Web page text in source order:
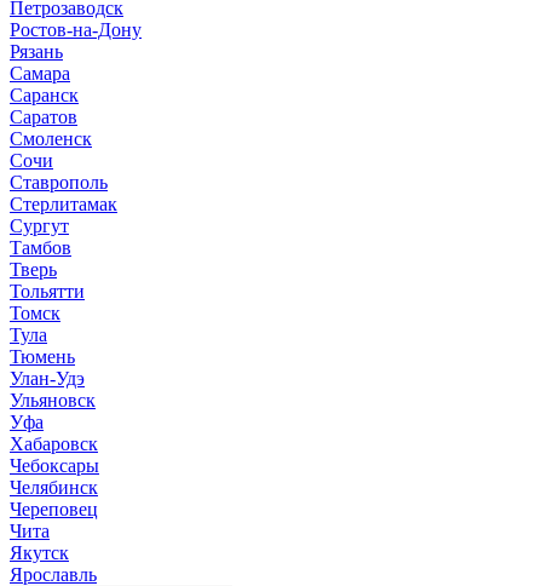
Петрозаводск
Ростов-на-Дону
Рязань
Самара
Саранск
Саратов
Смоленск
Сочи
Ставрополь
Стерлитамак
Сургут
Тамбов
Тверь
Тольятти
Томск
Тула
Тюмень
Улан-Удэ
Ульяновск
Уфа
Хабаровск
Чебоксары
Челябинск
Череповец
Чита
Якутск
Ярославль